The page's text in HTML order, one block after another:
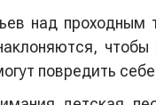
над проходным
повредить